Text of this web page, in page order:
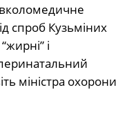
спроб Кузьміних
і
міністра охорони